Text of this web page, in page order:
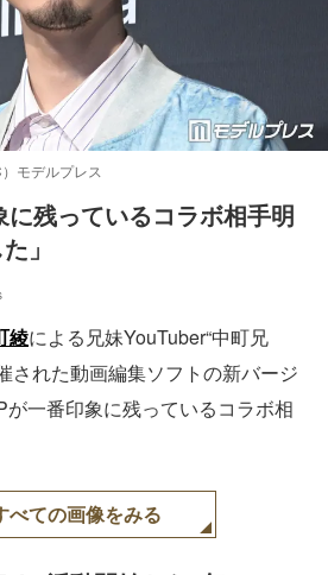
モデルプレス
残っているコラボ相手明
」
綾による兄妹YouTuber“中町兄
された動画編集ソフトの新バージ
が一番印象に残っているコラボ相
べての画像をみる